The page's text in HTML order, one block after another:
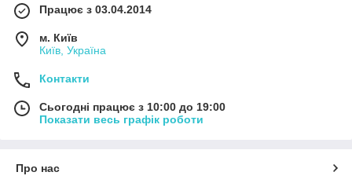
Працює з 03.04.2014
м. Київ
Київ, Україна
Контакти
Сьогодні працює з 10:00 до 19:00
Показати весь графік роботи
Про нас